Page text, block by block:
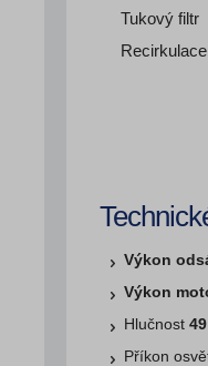
Tukový filtr
Recirkulace
Výkon
Výkon
Hlučnost
Příkon